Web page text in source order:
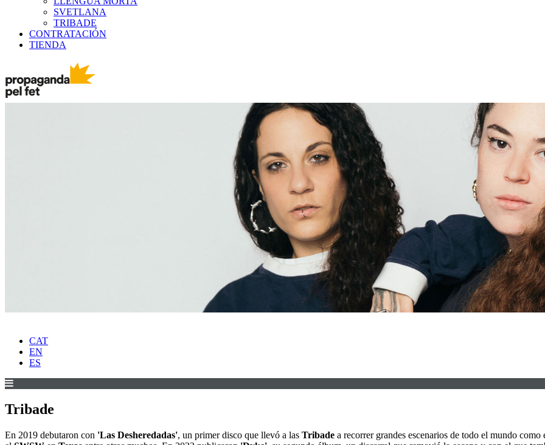
SVETLANA
TRIBADE
CONTRATACIÓN
TIENDA
CAT
EN
ES
Tribade
En 2019 debutaron con 'Las Desheredadas', un primer disco que llevó a las Tribade a recorrer grandes escenarios de todo el mundo como